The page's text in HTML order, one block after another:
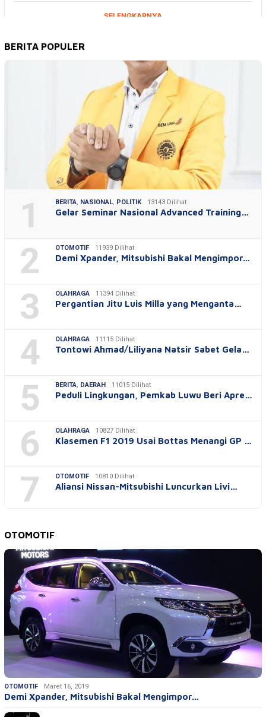
BERITA POPULER
1 BERITA, NASIONAL, POLITIK 13143 Dilihat
Gelar Seminar Nasional Advanced Training…
2 OTOMOTIF 11939 Dilihat
Demi Xpander, Mitsubishi Bakal Mengimpor…
3 OLAHRAGA 11394 Dilihat
Pergantian Jitu Luis Milla yang Menganta…
4 OLAHRAGA 11115 Dilihat
Tontowi Ahmad/Liliyana Natsir Sabet Gela…
5 BERITA, DAERAH 11015 Dilihat
Peduli Lingkungan, Pemkab Luwu Beri Apre…
6 OLAHRAGA 10827 Dilihat
Klasemen F1 2019 Usai Bottas Menangi GP …
7 OTOMOTIF 10810 Dilihat
Aliansi Nissan-Mitsubishi Luncurkan Livi…
OTOMOTIF
OTOMOTIF Maret 16, 2019
Demi Xpander, Mitsubishi Bakal Mengimpor…